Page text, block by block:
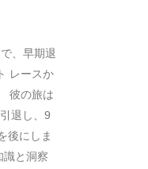
、早期退
レースか
彼の旅は
退し、9
後にしま
識と洞察